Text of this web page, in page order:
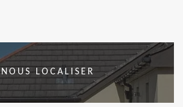
NOUS LOCALISER